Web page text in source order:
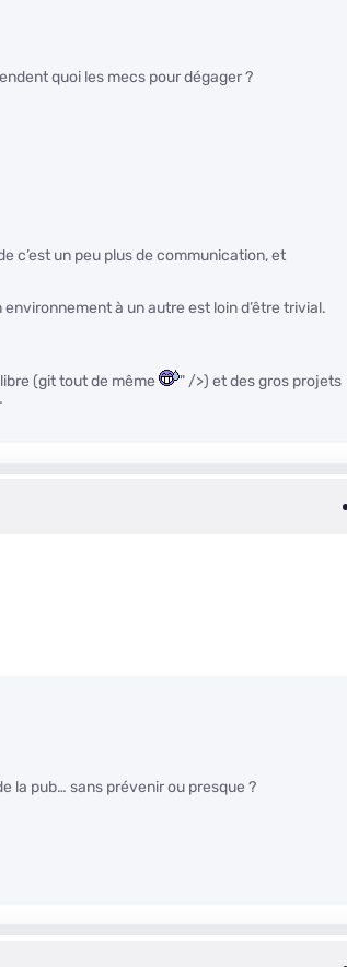
quoi les mecs pour dégager ?
c’est un peu plus de communication, et
à un autre est loin d’être trivial.
(git tout de même
" />) et des gros projets
la pub… sans prévenir ou presque ?